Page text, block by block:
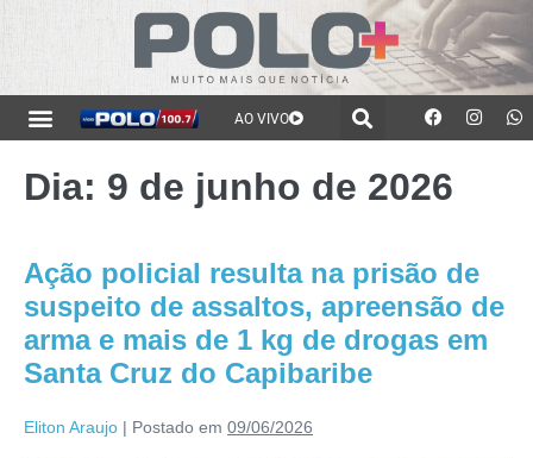
AO VIVO
Dia: 9 de junho de 2026
Ação policial resulta na prisão de
suspeito de assaltos, apreensão de
arma e mais de 1 kg de drogas em
Santa Cruz do Capibaribe
Eliton Araujo | Postado em 09/06/2026